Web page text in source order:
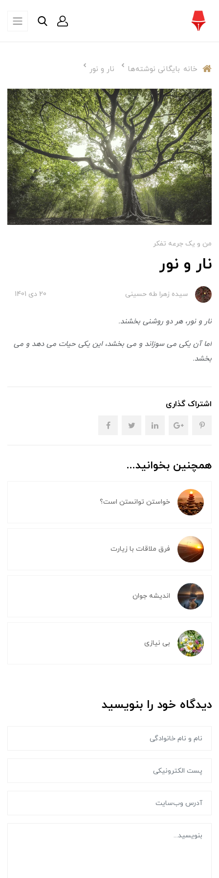
خانه بایگانی نوشته‌ها نار و نور
من و یک جرعه تفکر
نار و نور
سیده زهرا طه حسینی 20 دی 1401
نار و نور، هر دو روشنی بخشند.
اما آن یکی می سوزاند و می بخشد، این یکی حیات می دهد و می
بخشد.
اشتراک گذاری
همچنین بخوانید...
خواستن توانستن است؟
فرق ملاقات با زیارت
اندیشه جوان
بی نیازی
دیدگاه خود را بنویسید